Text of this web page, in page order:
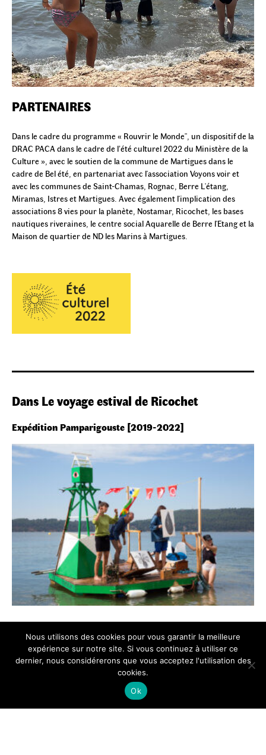
PARTENAIRES
Dans le cadre du programme « Rouvrir le Monde", un dispositif de la
DRAC PACA dans le cadre de l’été culturel 2022 du Ministère de la
Culture », avec le soutien de la commune de Martigues dans le
cadre de Bel été, en partenariat avec l'association Voyons voir et
avec les communes de Saint-Chamas, Rognac, Berre L'étang,
Miramas, Istres et Martigues. Avec également l'implication des
associations 8 vies pour la planète, Nostamar, Ricochet, les bases
nautiques riveraines, le centre social Aquarelle de Berre l'Etang et la
Maison de quartier de ND les Marins à Martigues.
Dans Le voyage estival de Ricochet
Expédition Pamparigouste [2019-2022]
Nous utilisons des cookies pour vous garantir la meilleure
expérience sur notre site. Si vous continuez à utiliser ce
dernier, nous considérerons que vous acceptez l'utilisation des
cookies.
Ok